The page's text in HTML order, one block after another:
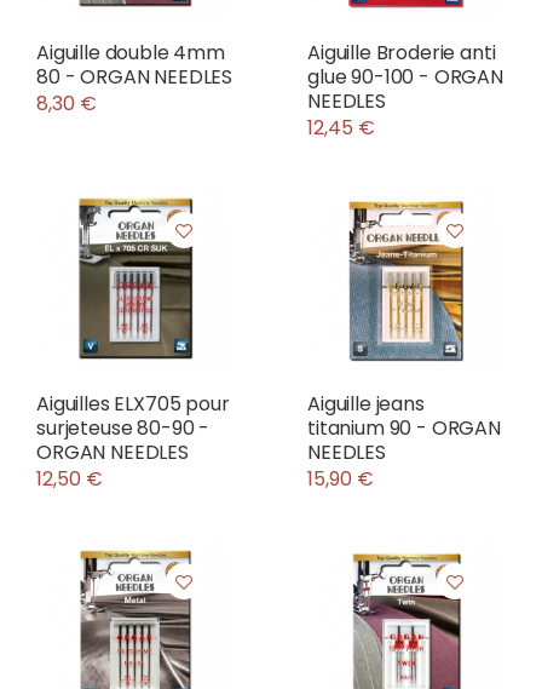
Aiguille double 4mm
80 - ORGAN NEEDLES
8,30 €
Aiguille Broderie anti
glue 90-100 - ORGAN
NEEDLES
12,45 €
Aiguilles ELX705 pour
surjeteuse 80-90 -
ORGAN NEEDLES
12,50 €
Aiguille jeans
titanium 90 - ORGAN
NEEDLES
15,90 €